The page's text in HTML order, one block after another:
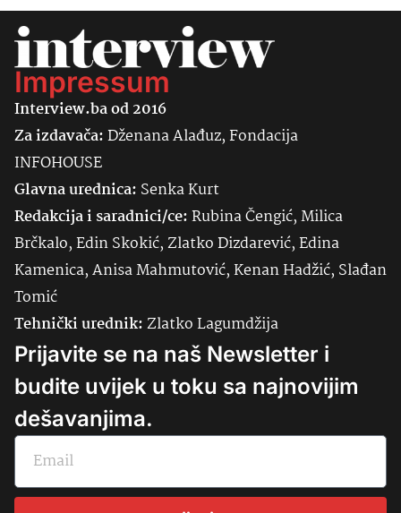
Impressum
Interview.ba od 2016
Za izdavača:Dženana Alađuz, Fondacija
INFOHOUSE
Glavna urednica: SenkaKurt
Redakcija i saradnici/ce:Rubina Čengić, Milica
Brčkalo, Edin Skokić, Zlatko Dizdarević, Edina
Kamenica, Anisa Mahmutović, Kenan Hadžić, Slađan
Tomić
Tehnički urednik:Zlatko Lagumdžija
Prijavite se na naš Newsletter i
budite uvijek u toku sa najnovijim
dešavanjima.